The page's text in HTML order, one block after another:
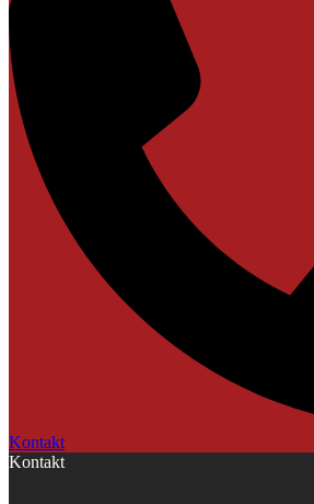
Kontakt
Kontakt